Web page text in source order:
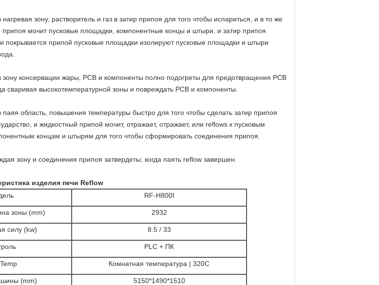
нагревая зону, растворитель и газ в затир припоя для того чтобы испариться, и в то же
припоя мочит пусковые площадки, компонентные концы и штыри, и затир припоя
и покрывается припой пусковые площадки изолируют пусковые площадки и штыри
зону консервации жары, PCB и компоненты полно подогреты для предотвращения PCB
сваривая высокотемпературной зоны и повреждать PCB и компоненты.
паяя область, повышения температуры быстро для того чтобы сделать затир припоя
и жидкостный припой мочит, отражает, отражает, или reflows к пусковым
концам и штырям для того чтобы сформировать соединения припоя.
зону и соединения припоя затвердеты; когда паять reflow завершен.
изделия печи Reflow
RF-H800I
зоны (mm) 2932
силу (kw) 8.5 / 33
PLC + ПК
Комнатная температура | 320C
(mm) 5150*1490*1510